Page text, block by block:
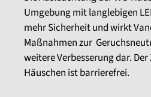
Umgebung mit langlebigen
mehr Sicherheit und wirkt
Maßnahmen zur
weitere Verbesserung dar. Der
Häuschen ist barrierefrei.